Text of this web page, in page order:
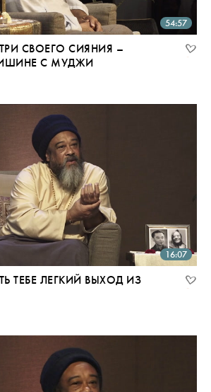
54:57
СВОЕГО СИЯНИЯ –
С МУДЖИ
16:07
ТЕБЕ ЛЕГКИЙ ВЫХОД ИЗ